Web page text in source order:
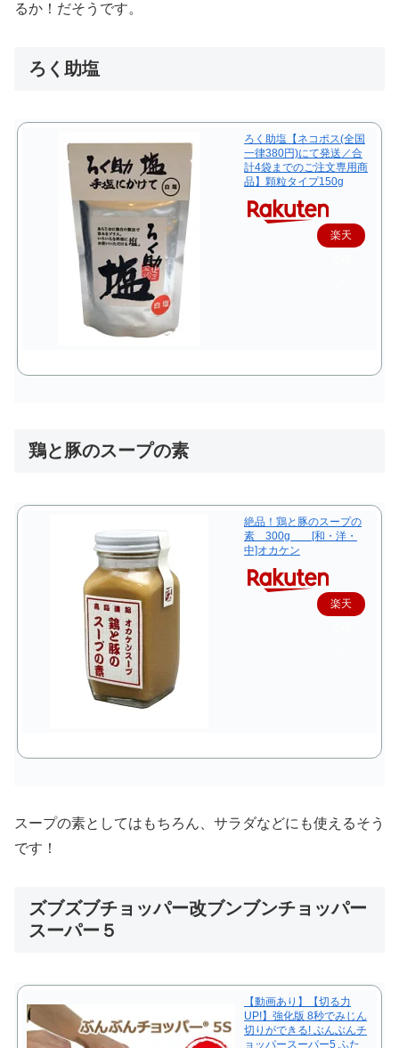
るか！だそうです。
ろく助塩
ろく助塩【ネコポス(全国
一律380円)にて発送／合
計4袋までのご注文専用商
品】顆粒タイプ150g
楽天
鶏と豚のスープの素
絶品！鶏と豚のスープの
素 300g [和・洋・
中]オカケン
楽天
スープの素としてはもちろん、サラダなどにも使えるそう
です！
ズブズブチョッパー改ブンブンチョッパー
スーパー５
【動画あり】【切る力
UP!】強化版 8秒でみじん
切りができる! ぶんぶんチ
ョッパースーパー5 ふた